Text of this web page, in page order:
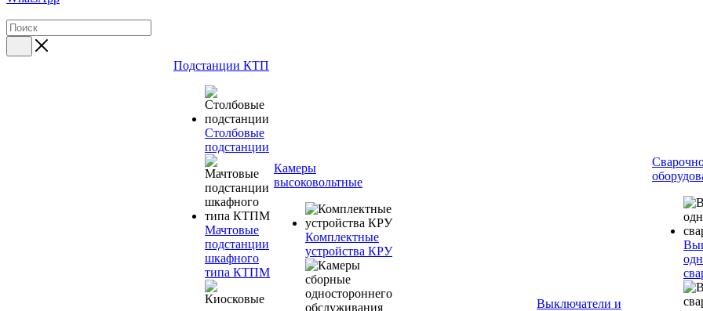
Подстанции КТП
Столбовые
подстанции
Мачтовые
подстанции
шкафного
типа КТПМ
Камеры
высоковольтные
Комплектные
устройства КРУ
Выключатели и